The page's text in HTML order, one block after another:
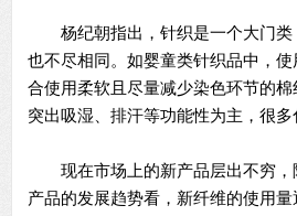
杨纪朝指出，针织是一个大门类
也不尽相同。如婴童类针织品中，
合使用柔软且尽量减少染色环节的
突出吸湿、排汗等功能性为主，很
现在市场上的新产品层出不穷，
产品的发展趋势看，新纤维的使用